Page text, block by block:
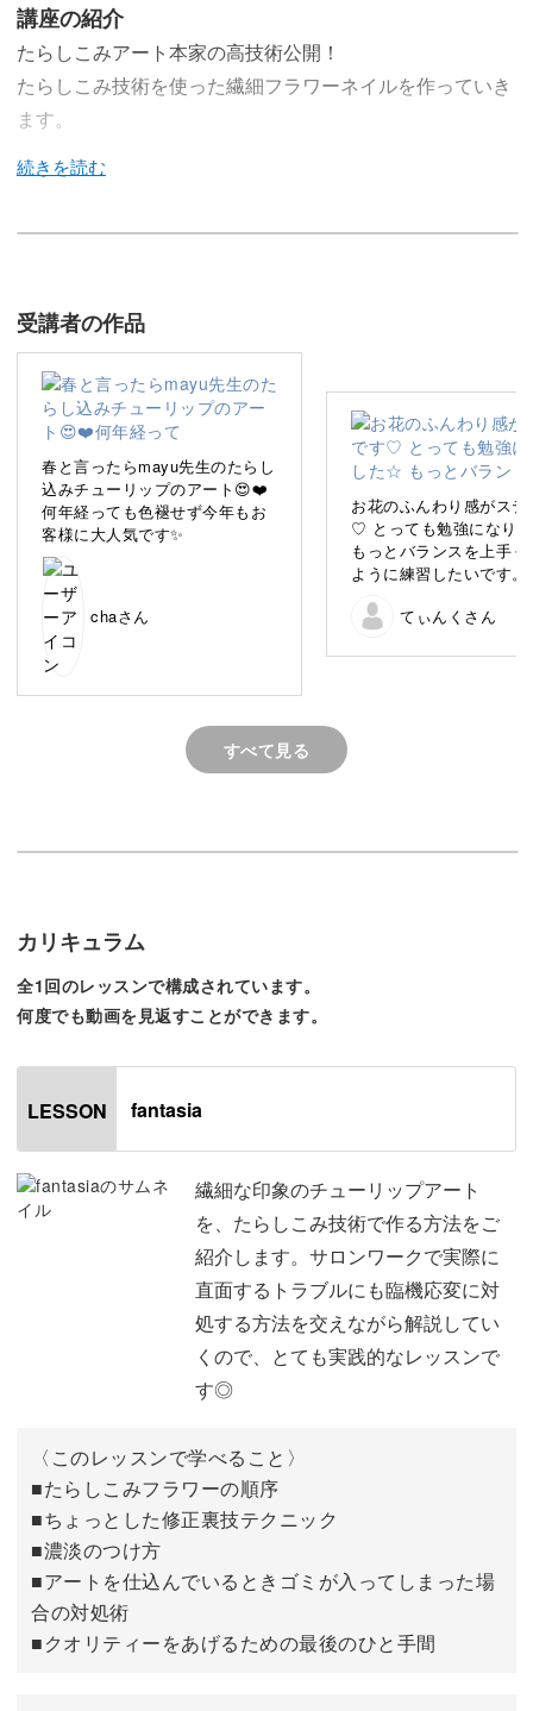
講座の紹介
たらしこみアート本家の高技術公開！
たらしこみ技術を使った繊細フラワーネイルを作っていき
ます。
品のあるチューリップアートを作っていきます。
透け感ある繊細なたらしこみ技法は「難しい～！」と
嘆くネイリストさんも多い、難易度高めのアート。
しかし、マスターできればアートの幅も一気に広がる、応
用範囲が広い技術です。
今回のレッスンではそのようなアート技術をmayu先生が
一から解説、
花びらを作りながら繰り返し解説をしているので、
見のレッスンです。
ップを作りながら、
◆ちょっとした修正裏技テクニック
◆濃淡のつけ方
◆アートを仕込んでいるときゴミが入ってしまった場合の
などなど、たっぷりと解説していきます。
サロンワークで実際にネイリストさんが直面するトラブル
臨機応変に対処する方法を交えながらたらしこみフラワー
を完成させていくので
また、今回のアートFantasiaは様々なカラーで作ることが
可能。
レッスンではレッドとブルーで作っていますが、
ぜひお好みのカラーで様々な印象のFantasiaを作りながら
練習してみましょう。
受講者の作品
春と言ったらmayu先生のたらし
込みチューリップのアート😍❤️
何年経っても色褪せず今年もお
客様に大人気です✨
chaさん
お花のふんわり感がステ
♡ とっても勉強になり
もっとバランスを上手く
ように練習したいです。
てぃんくさん
すべて見る
カリキュラム
全1回のレッスンで構成されています。
何度でも動画を見返すことができます。
LESSON fantasia
繊細な印象のチューリップアート
を、たらしこみ技術で作る方法をご
紹介します。サロンワークで実際に
直面するトラブルにも臨機応変に対
処する方法を交えながら解説してい
くので、とても実践的なレッスンで
す◎
〈このレッスンで学べること〉
■たらしこみフラワーの順序
■ちょっとした修正裏技テクニック
■濃淡のつけ方
■アートを仕込んでいるときゴミが入ってしまった場
合の対処術
■クオリティーをあげるための最後のひと手間